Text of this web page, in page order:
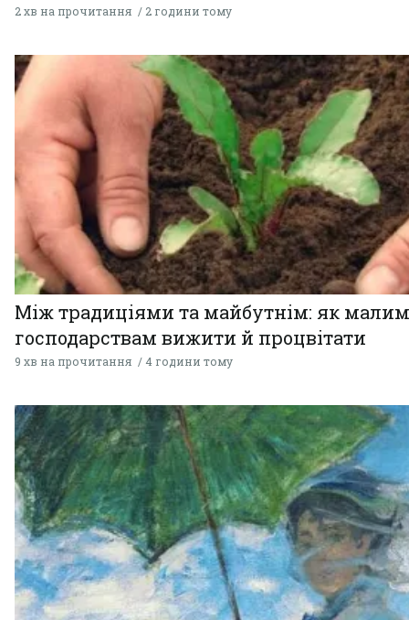
2 хв на прочитання 2 години тому
Між традиціями та майбутнім: як малим
господарствам вижити й процвітати
9 хв на прочитання 4 години тому